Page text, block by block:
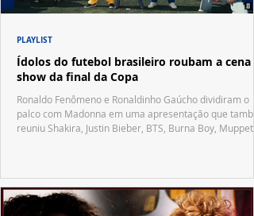
Ídolos do futebol brasileiro roubam a cena
show da final da Copa
Ronaldo Fenômeno e Ronaldinho Gaúcho dividiram o
palco com Madonna em uma apresentação que
reuniu Shakira, Justin Bieber, BTS, Burna Boy, Muppets,
PLAYLIST